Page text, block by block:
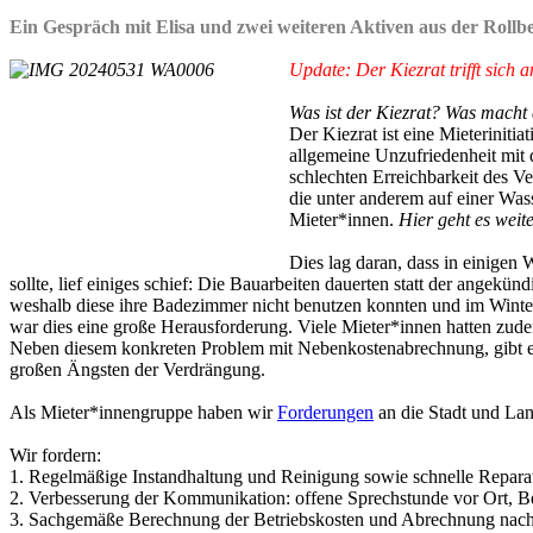
Ein Gespräch mit Elisa und zwei weiteren Aktiven aus der
Update: Der Kiezrat trifft sich
Was ist der Kiezrat? Was
Der Kiezrat ist eine
allgemeine Unzufriedenheit mit
schlechten Erreichbarkeit des
die unter anderem auf einer
Mieter*innen. Hier geht es
Dies lag daran, dass in einigen
sollte, lief einiges schief: Die Bauarbeiten dauerten statt der
weshalb diese ihre Badezimmer nicht benutzen konnten und im
war dies eine große Herausforderung. Viele Mieter*innen hatten
Neben diesem konkreten Problem mit Nebenkostenabrechnung,
großen Ängsten der Verdrängung.
Als Mieter*innengruppe haben wirForderungen an die Stadt und
Wir fordern:
1. Regelmäßige Instandhaltung und Reinigung sowie schnelle
2. Verbesserung der Kommunikation: offene Sprechstunde vor Ort,
3. Sachgemäße Berechnung der Betriebskosten und Abrechnung